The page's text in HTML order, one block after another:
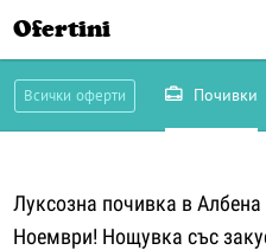
Ofertini
Всички оферти Почивки
Луксозна почивка в
Ноември! Нощувка със